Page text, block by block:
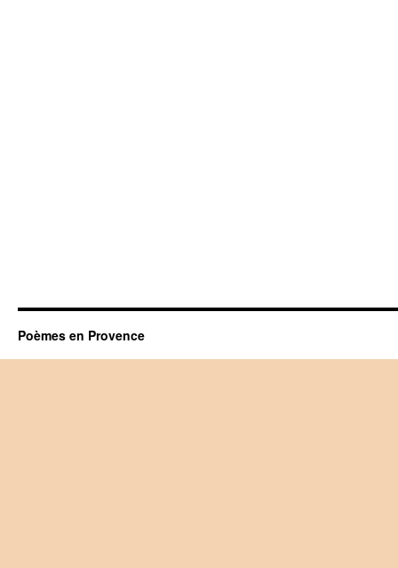
Poèmes en Provence